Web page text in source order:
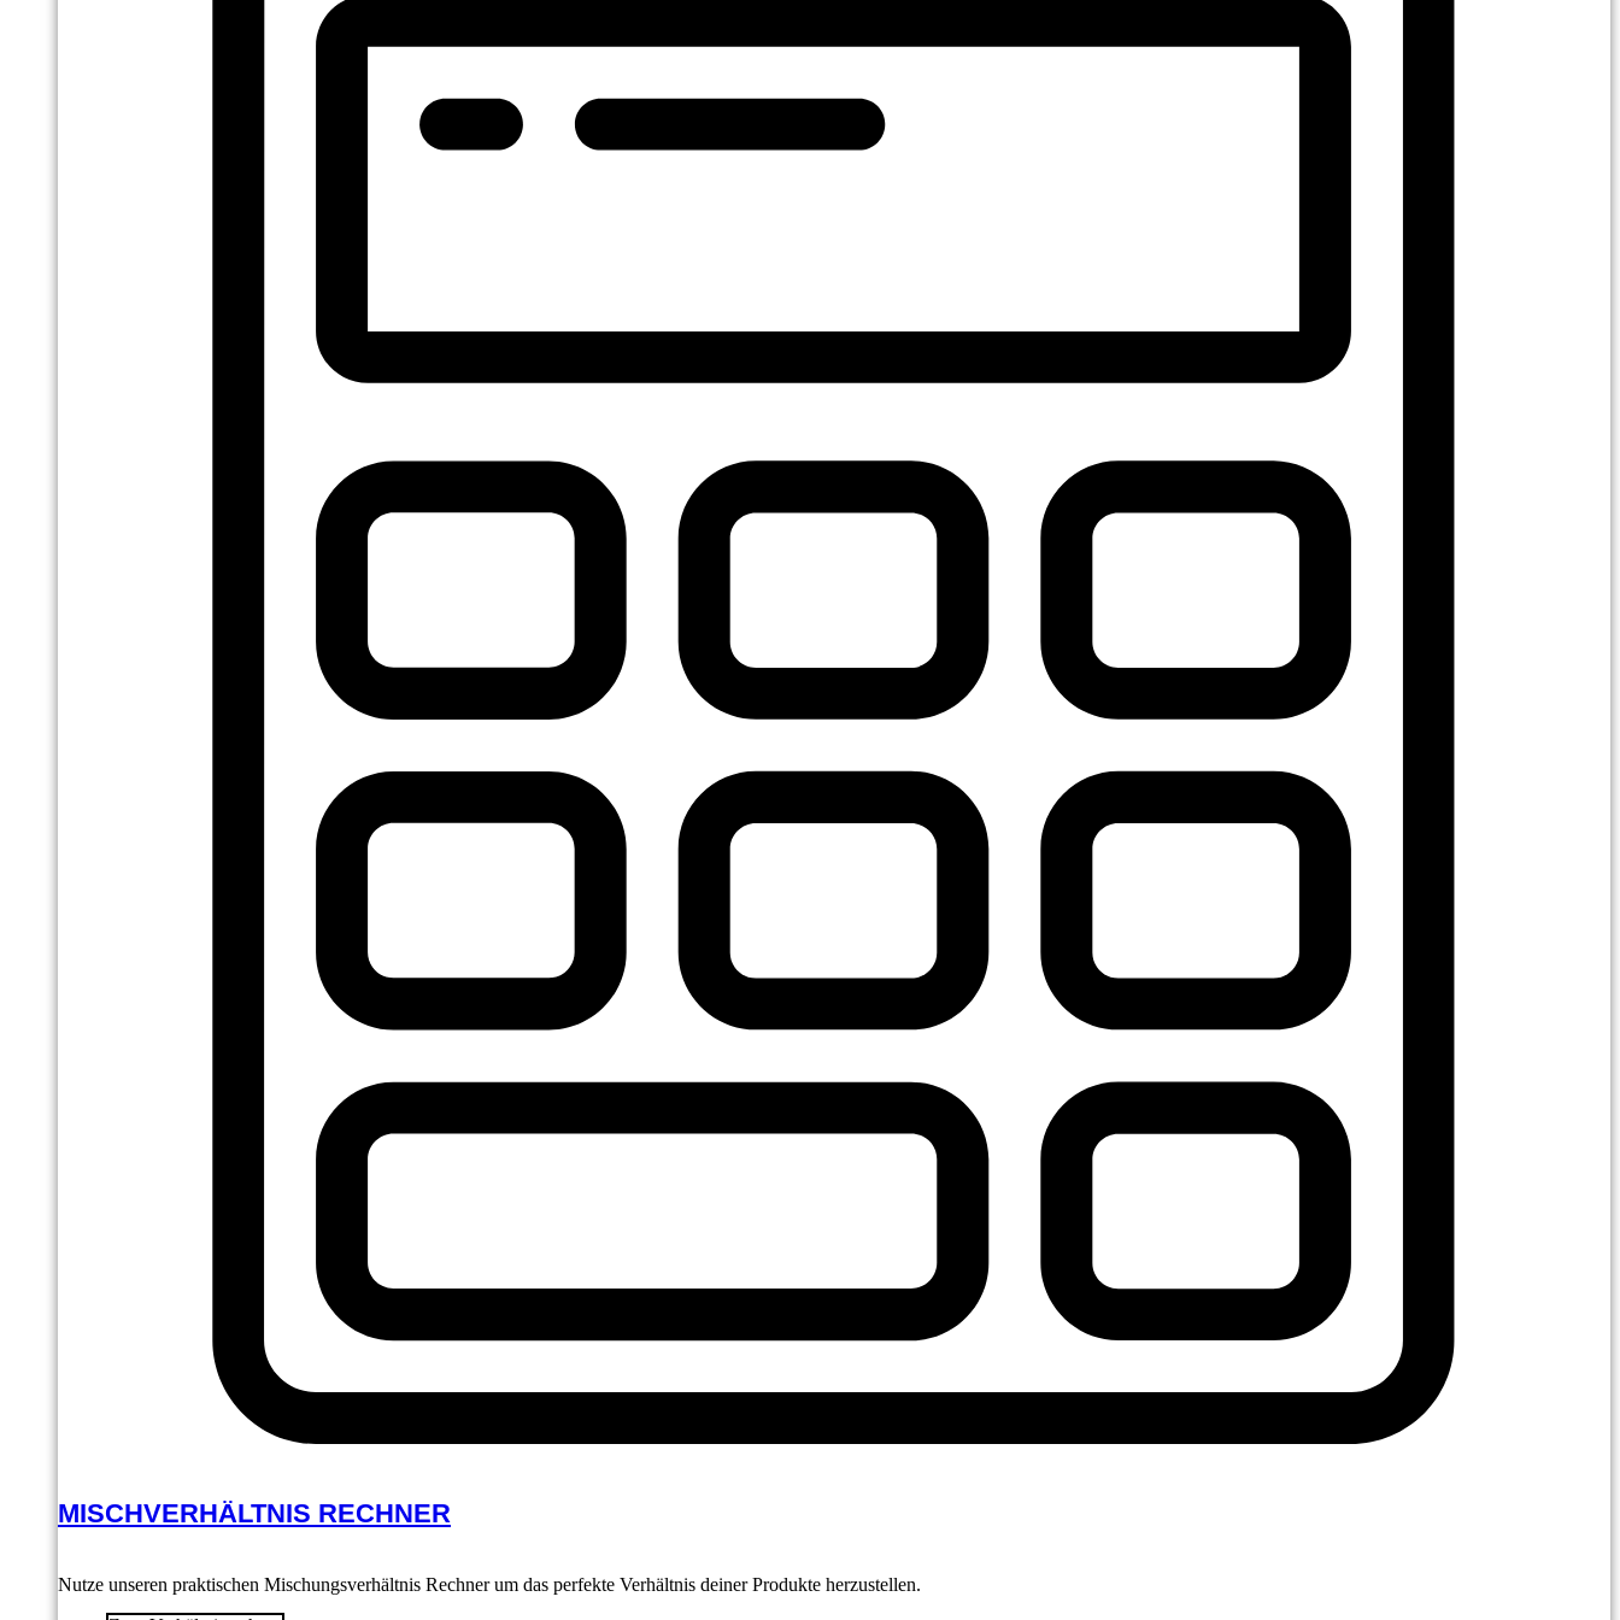
MISCHVERHÄLTNIS RECHNER
Nutze unseren praktischen Mischungsverhältnis Rechner um das perfekte Verhältnis deiner Produkte herzustellen.